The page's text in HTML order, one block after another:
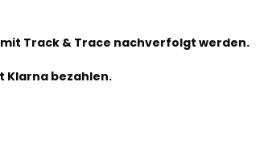
Track & Trace nachverfolgt werden.
Klarna bezahlen.